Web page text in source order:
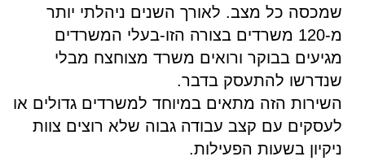
שמכסה כל מצב. לאורך השנים ניהלתי יותר
מ-120 משרדים בצורה הזו-בעלי המשרדים
מגיעים בבוקר ורואים משרד מצוחצח מבלי
שנדרשו להתעסק בדבר.
השירות הזה מתאים במיוחד למשרדים גדולים או
לעסקים עם קצב עבודה גבוה שלא רוצים צוות
ניקיון בשעות הפעילות.